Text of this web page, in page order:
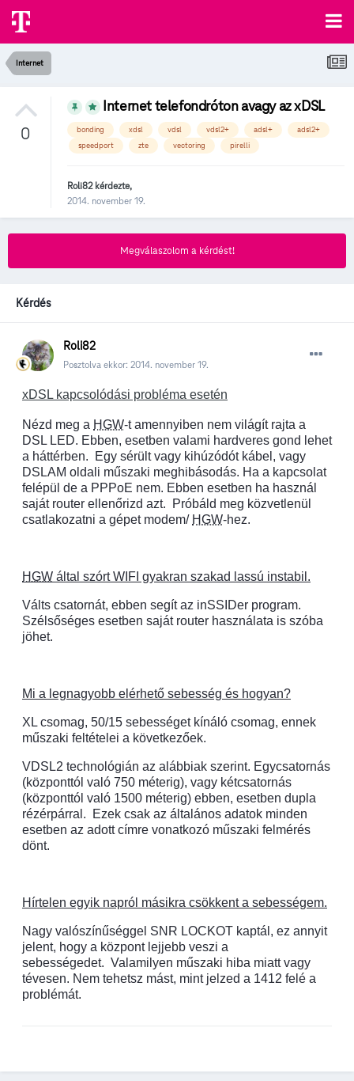
Internet
0
Internet telefondróton avagy az xDSL
bonding xdsl vdsl vdsl2+ adsl+
adsl2+
speedport
zte vectoring pirelli
Roli82kérdezte,
2014. november 19.
Megválaszolom a kérdést!
Kérdés
Roli82
Posztolva ekkor: 2014. november 19.
xDSL kapcsolódási probléma esetén
Nézd meg a HGW-t amennyiben nem világít rajta a
DSL LED. Ebben, esetben valami hardveres gond lehet
a háttérben.
Egy sérült vagy kihúzódót kábel, vagy
DSLAM oldali műszaki meghibásodás. Ha a kapcsolat
felépül de a PPPoE nem. Ebben esetben ha használ
saját router ellenőrizd azt.
Próbáld meg közvetlenül
csatlakozatni a gépet modem/ HGW-hez.
HGW által szórt WIFI gyakran szakad lassú instabil.
Válts csatornát, ebben segít az inSSIDer program.
Szélsőséges esetben saját router használata is szóba
jöhet.
Mi a legnagyobb elérhető sebesség és hogyan?
XL csomag, 50/15 sebességet kínáló csomag, ennek
műszaki feltételei a következőek.
VDSL2 technológián az alábbiak szerint. Egycsatornás
(központtól való 750 méterig), vagy kétcsatornás
(központtól való 1500 méterig) ebben, esetben dupla
rézérpárral.
Ezek csak az általános adatok minden
esetben az adott címre vonatkozó műszaki felmérés
dönt.
Hírtelen egyik napról másikra csökkent a sebességem.
Nagy valószínűséggel SNR LOCKOT kaptál, ez annyit
jelent, hogy a központ lejjebb veszi a
sebességedet. Valamilyen műszaki hiba miatt vagy
tévesen. Nem tehetsz mást, mint jelzed a 1412 felé a
problémát.